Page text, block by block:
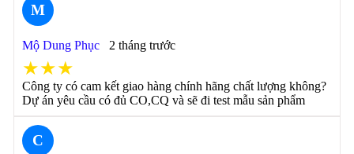
M
Mộ Dung Phục 2 tháng trước
★★★
Công ty có cam kết giao hàng chính hãng chất lượng không?
Dự án yêu cầu có đủ CO,CQ và sẽ đi test mẫu sản phẩm
C